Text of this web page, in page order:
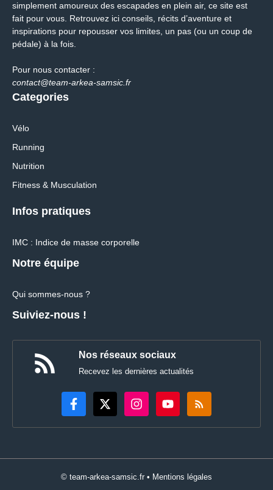
simplement amoureux des escapades en plein air, ce site est
fait pour vous. Retrouvez ici conseils, récits d’aventure et
inspirations pour repousser vos limites, un pas (ou un coup de
pédale) à la fois.
Pour nous contacter :
contact@team-arkea-samsic.fr
Categories
Vélo
Running
Nutrition
Fitness & Musculation
Infos pratiques
IMC : Indice de masse corporelle
Notre équipe
Qui sommes-nous ?
Suiviez-nous !
Nos réseaux sociaux
Recevez les dernières actualités
© team-arkea-samsic.fr • Mentions légales